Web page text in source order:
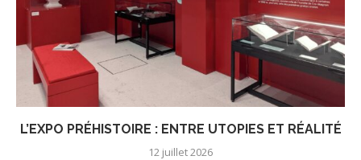
L’EXPO PRÉHISTOIRE : ENTRE UTOPIES ET RÉALITÉ
12 juillet 2026